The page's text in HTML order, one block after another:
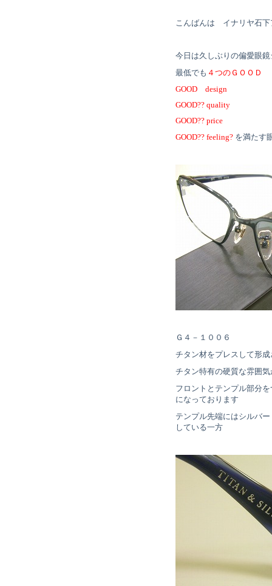
こんばんは イナリヤ石
今日は久しぶりの偏愛眼
最低でも ４つのＧＯＯＤ
GOOD design
GOOD?? quality
GOOD?? price
GOOD?? feeling? を満たす
Ｇ４－１００６
チタン材をプレスして形
チタン特有の硬質な雰囲
フロントとテンプル部分
になっております
テンプル先端にはシルバ
している一方